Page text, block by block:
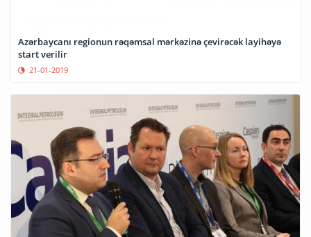
Azərbaycanı regionun rəqəmsal mərkəzinə çevirəcək layihəyə
start verilir
21-01-2019